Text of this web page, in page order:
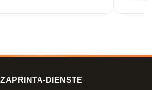
ZAPRINTA-DIENSTE